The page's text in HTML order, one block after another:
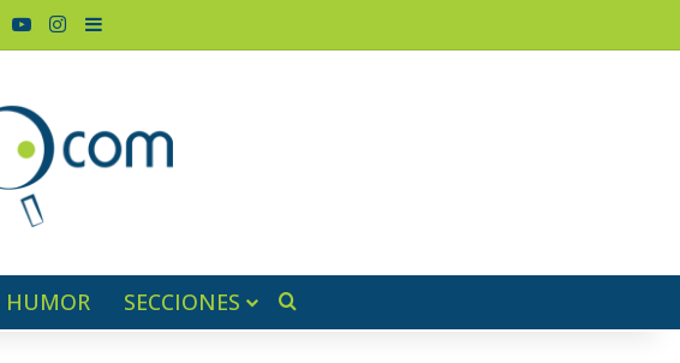
YouTubeInstagram
Barra lateral
HUMOR SECCIONES